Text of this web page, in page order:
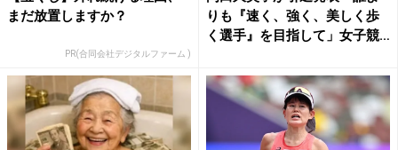
まだ放置しますか？
PR(合同会社デジタルファーム )
りも『速く、強く、美しく歩
く選手』を目指して」女子競